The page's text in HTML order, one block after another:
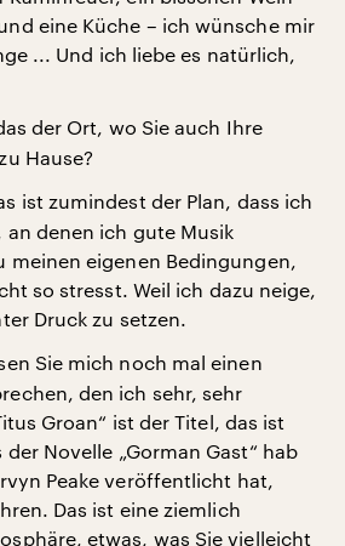
eine Küche – ich wünsche mir
... Und ich liebe es natürlich,
der Ort, wo Sie auch Ihre
Hause?
ist zumindest der Plan, dass ich
an denen ich gute Musik
meinen eigenen Bedingungen,
so stresst. Weil ich dazu neige,
Druck zu setzen.
Sie mich noch mal einen
den ich sehr, sehr
Groan“ ist der Titel, das ist
Novelle „Gorman Gast“ hab
Peake veröffentlicht hat,
Das ist eine ziemlich
etwas, was Sie vielleicht